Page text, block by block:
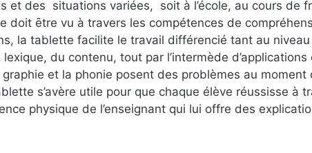
et des situations variées, soit à l’école, au cours de
doit ȇtre vu à travers les compétences de
la tablette facilite le travail différencié tant au
du contenu, tout par l’intermède d’applications
et la phonie posent des problèmes au moment
s’avère utile pour que chaque élève réussisse à
physique de l’enseignant qui lui offre des